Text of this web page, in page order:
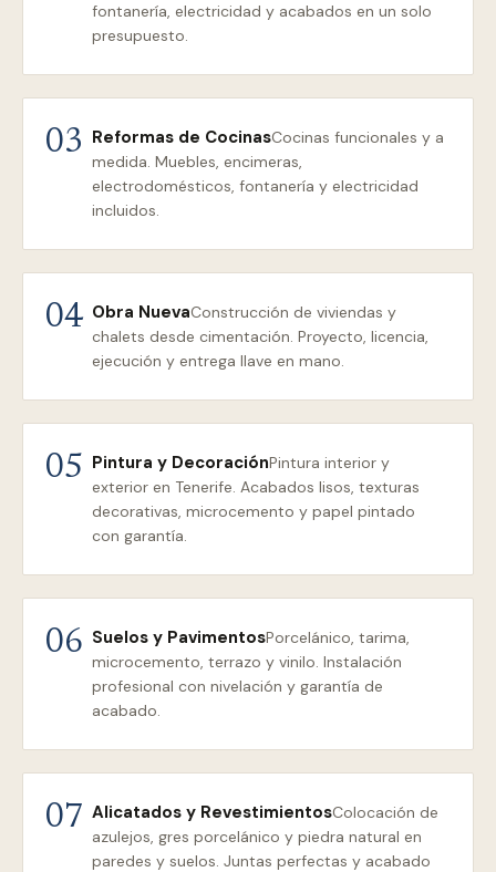
fontanería, electricidad y acabados en un solo
presupuesto.
03 Reformas de CocinasCocinas funcionales y a
medida. Muebles, encimeras,
electrodomésticos, fontanería y electricidad
incluidos.
04 Obra NuevaConstrucción de viviendas y
chalets desde cimentación. Proyecto, licencia,
ejecución y entrega llave en mano.
05 Pintura y DecoraciónPintura interior y
exterior en Tenerife. Acabados lisos, texturas
decorativas, microcemento y papel pintado
con garantía.
06 Suelos y PavimentosPorcelánico, tarima,
microcemento, terrazo y vinilo. Instalación
profesional con nivelación y garantía de
acabado.
07 Alicatados y RevestimientosColocación de
azulejos, gres porcelánico y piedra natural en
paredes y suelos. Juntas perfectas y acabado